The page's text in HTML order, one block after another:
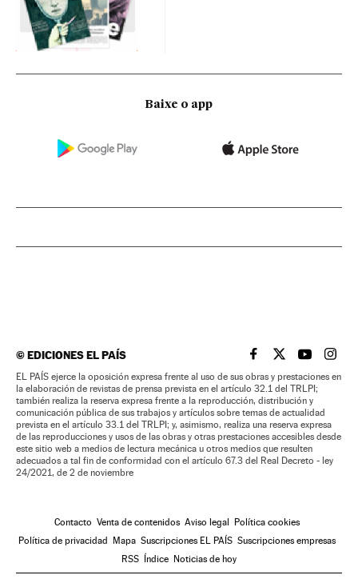
Baixe o app
©EDICIONES EL PAÍS EL PAÍS BRASIL EN
EL PAÍSEL PAÍS
EL
EL PAÍS ejerce la oposición expresa frente al uso de sus obras y prestaciones en
la elaboración de revistas de prensa prevista en el artículo 32.1 del TRLPI;
también realiza la reserva expresa frente a la reproducción, distribución y
comunicación pública de sus trabajos y artículos sobre temas de actualidad
prevista en el artículo 33.1 del TRLPI; y, asimismo, realiza una reserva expresa
de las reproducciones y usos de las obras y otras prestaciones accesibles desde
este sitio web a medios de lectura mecánica u otros medios que resulten
adecuados a tal fin de conformidad con el artículo 67.3 del Real Decreto - ley
24/2021, de 2 de noviembre
Contacto Venta de contenidos Aviso legal
Política cookies
Política de privacidad
Mapa Suscripciones EL PAÍS Suscripciones empresas
RSS
Índice Noticias de hoy